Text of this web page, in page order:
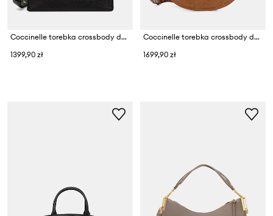
Coccinelle torebka crossbody damska skórzana
1399,90 zł
Coccinelle torebka crossbody damska zamszowa COCCINELLESUNUP SUEDE
1699,90 zł